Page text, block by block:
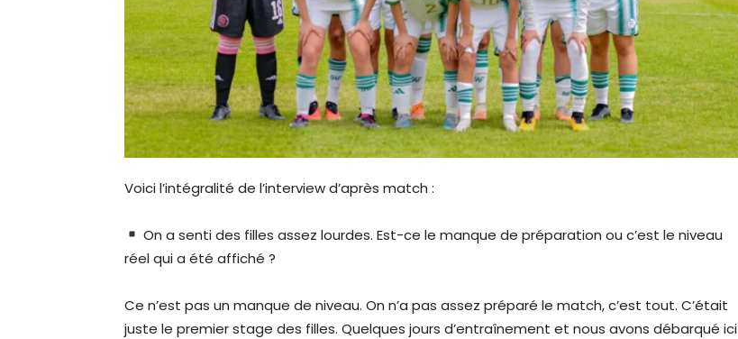
Voici l’intégralité de l’interview d’après match :
On a senti des filles assez lourdes. Est-ce le manque de préparation ou c’est le niveau
réel qui a été affiché ?
Ce n’est pas un manque de niveau. On n’a pas assez préparé le match, c’est tout. C’était
juste le premier stage des filles. Quelques jours d’entraînement et nous avons débarqué ici